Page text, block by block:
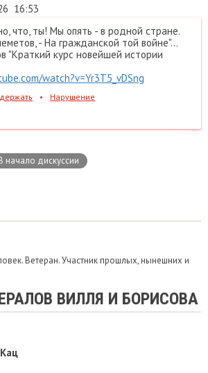
16:53
что, ты! Мы опять - в родной стране.
- На гражданской той войне"...
"Краткий курс новейшей истории
watch?v=Yr3T5_vDSng
• Нарушение
начало дискуссии
Ветеран. Участник прошлых, нынешних и
ВИЛЛЯ И БОРИСОВА